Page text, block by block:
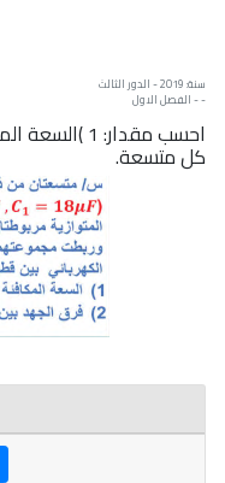
سنة: 2019 - الدور الثالث
- - الفصل الاول
كل متسعة.